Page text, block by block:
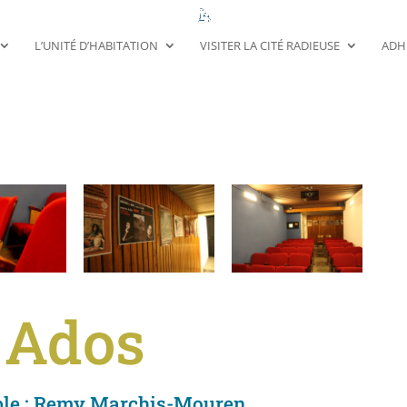
L’UNITÉ D’HABITATION VISITER LA CITÉ RADIEUSE
Ados